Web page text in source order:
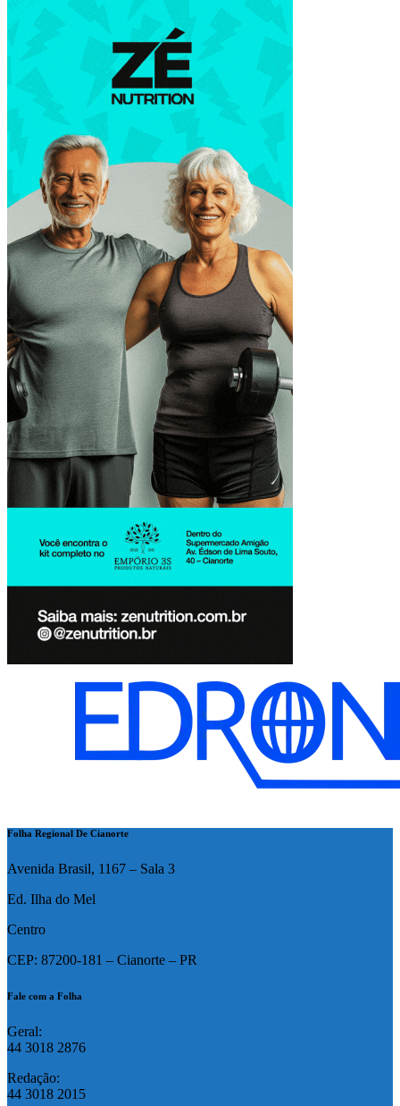
Folha Regional De Cianorte
Avenida Brasil, 1167 – Sala 3
Ed. Ilha do Mel
Centro
CEP: 87200-181 – Cianorte – PR
Fale com a Folha
Geral:
44 3018 2876
Redação:
44 3018 2015